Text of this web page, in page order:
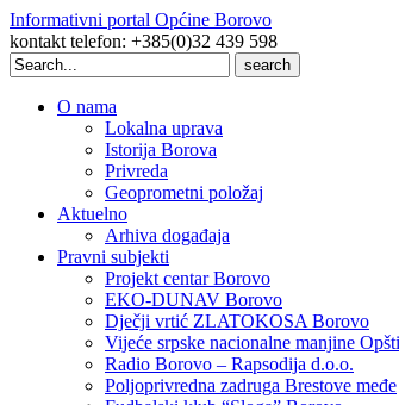
Informativni portal Općine Borovo
kontakt telefon: +385(0)32 439 598
Search
for:
O nama
Lokalna uprava
Istorija Borova
Privreda
Geoprometni položaj
Aktuelno
Arhiva događaja
Pravni subjekti
Projekt centar Borovo
EKO-DUNAV Borovo
Dječji vrtić ZLATOKOSA Borovo
Vijeće srpske nacionalne manjine
Radio Borovo – Rapsodija d.o.o.
Poljoprivredna zadruga Brestove međe